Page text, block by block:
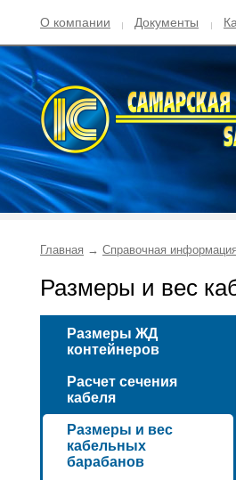
О компании Документы
Главная → Справочная информация
Размеры и вес
Размеры ЖД
контейнеров
Расчет сечения
кабеля
Размеры и вес
кабельных
барабанов